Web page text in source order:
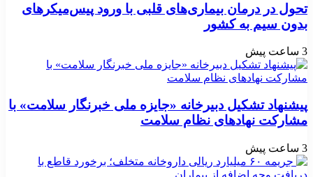
تحول در درمان بیماری‌های قلبی با ورود پیس‌میکرهای
بدون سیم به کشور
3 ساعت پیش
پیشنهاد تشکیل دبیرخانه «جایزه ملی خبرنگار سلامت» با
مشارکت نهادهای نظام سلامت
3 ساعت پیش